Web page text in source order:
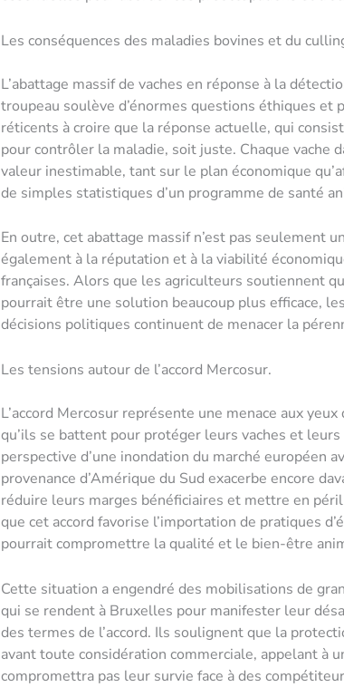
Les conséquences des maladies bovines et du
L’abattage massif de vaches en réponse à la
troupeau soulève d’énormes questions éthiques et
réticents à croire que la réponse actuelle, qui
pour contrôler la maladie, soit juste. Chaque vache
valeur inestimable, tant sur le plan économique
de simples statistiques d’un programme de santé
En outre, cet abattage massif n’est pas seulement
également à la réputation et à la viabilité
françaises. Alors que les agriculteurs soutiennent
pourrait être une solution beaucoup plus efficace,
décisions politiques continuent de menacer la
Les tensions autour de l’accord Mercosur.
L’accord Mercosur représente une menace aux
qu’ils se battent pour protéger leurs vaches et leurs
perspective d’une inondation du marché européen
provenance d’Amérique du Sud exacerbe encore
réduire leurs marges bénéficiaires et mettre en
que cet accord favorise l’importation de pratiques
pourrait compromettre la qualité et le bien-être
Cette situation a engendré des mobilisations de
qui se rendent à Bruxelles pour manifester leur
des termes de l’accord. Ils soulignent que la
avant toute considération commerciale, appelant à
compromettra pas leur survie face à des